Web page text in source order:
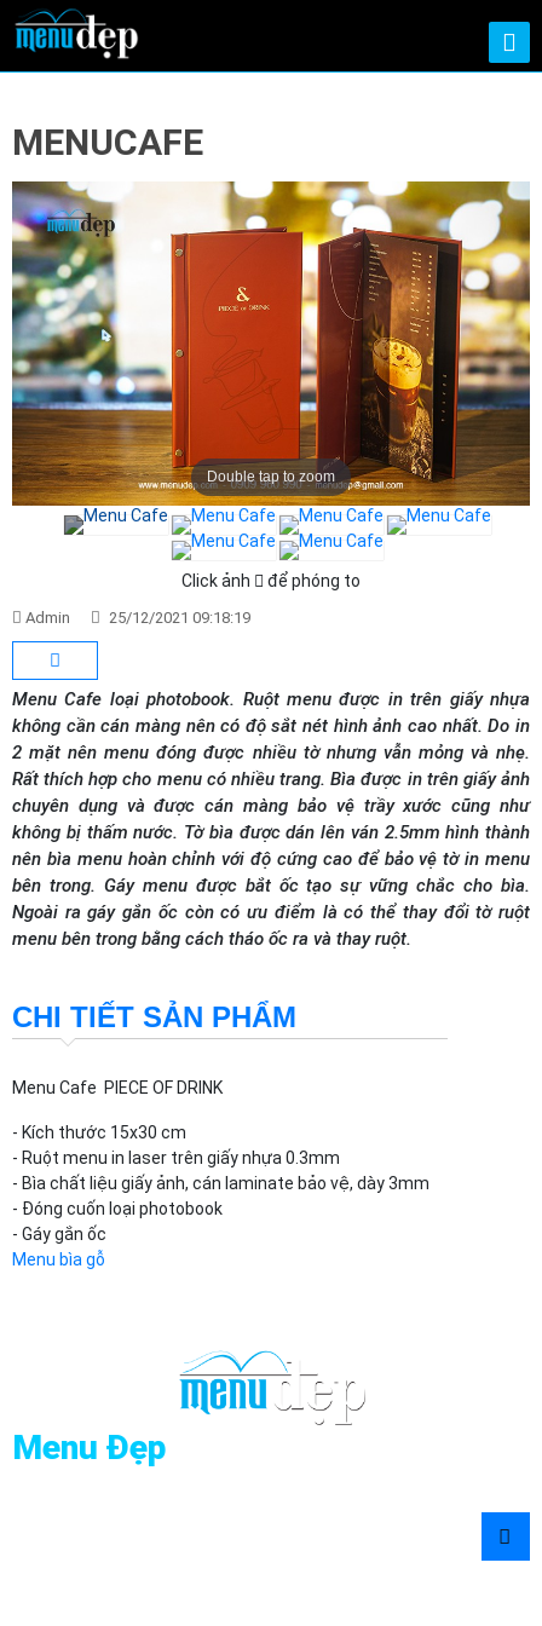
MENUCAFE
Double tap to zoom
Click ảnh để phóng to
Admin 25/12/2021 09:18:19
Menu Cafe loại photobook. Ruột menu được in trên giấy nhựa
không cần cán màng nên có độ sắt nét hình ảnh cao nhất. Do in
2 mặt nên menu đóng được nhiều tờ nhưng vẫn mỏng và nhẹ.
Rất thích hợp cho menu có nhiều trang. Bìa được in trên giấy ảnh
chuyên dụng và được cán màng bảo vệ trầy xước cũng như
không bị thấm nước. Tờ bìa được dán lên ván 2.5mm hình thành
nên bìa menu hoàn chỉnh với độ cứng cao để bảo vệ tờ in menu
bên trong. Gáy menu được bắt ốc tạo sự vững chắc cho bìa.
Ngoài ra gáy gắn ốc còn có ưu điểm là có thể thay đổi tờ ruột
menu bên trong bằng cách tháo ốc ra và thay ruột.
CHI TIẾT SẢN PHẨM
Menu Cafe PIECE OF DRINK
- Kích thước 15x30 cm
- Ruột menu in laser trên giấy nhựa 0.3mm
- Bìa chất liệu giấy ảnh, cán laminate bảo vệ, dày 3mm
- Đóng cuốn loại photobook
- Gáy gắn ốc
Menu bìa gỗ
Menu Đẹp